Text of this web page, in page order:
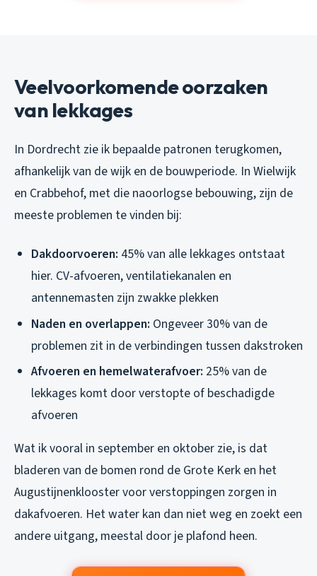
Veelvoorkomende oorzaken
van lekkages
In Dordrecht zie ik bepaalde patronen terugkomen,
afhankelijk van de wijk en de bouwperiode. In Wielwijk
en Crabbehof, met die naoorlogse bebouwing, zijn de
meeste problemen te vinden bij:
Dakdoorvoeren: 45% van alle lekkages ontstaat
hier. CV-afvoeren, ventilatiekanalen en
antennemasten zijn zwakke plekken
Naden en overlappen: Ongeveer 30% van de
problemen zit in de verbindingen tussen dakstroken
Afvoeren en hemelwaterafvoer: 25% van de
lekkages komt door verstopte of beschadigde
afvoeren
Wat ik vooral in september en oktober zie, is dat
bladeren van de bomen rond de Grote Kerk en het
Augustijnenklooster voor verstoppingen zorgen in
dakafvoeren. Het water kan dan niet weg en zoekt een
andere uitgang, meestal door je plafond heen.